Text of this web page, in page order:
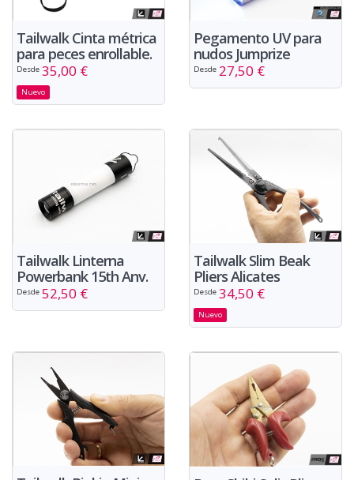
Tailwalk Cinta métrica
para peces enrollable.
Desde 35,00 €
Nuevo
Pegamento UV para
nudos Jumprize
Desde 27,50 €
Tailwalk Linterna
Powerbank 15th Anv.
Desde 52,50 €
Tailwalk Slim Beak
Pliers Alicates
Desde 34,50 €
Nuevo